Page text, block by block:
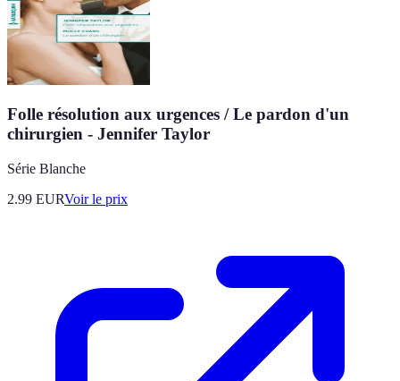
Folle résolution aux urgences / Le pardon d'un
chirurgien - Jennifer Taylor
Série Blanche
2.99 EURVoir le prix